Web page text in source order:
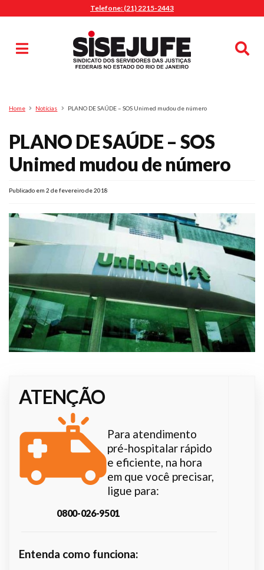
Telefone: (21) 2215-2443
Pesquisa
Home Notícias PLANO DE SAÚDE – SOS Unimed mudou de número
PLANO DE SAÚDE – SOS
Unimed mudou de número
Publicado em 2 de fevereiro de 2018
ATENÇÃO
Para atendimento
pré-hospitalar rápido
e eficiente, na hora
em que você precisar,
ligue para:
0800-026-9501
Entenda como funciona:
MENU
Sindicalize-se
Diretoria
O Sindicato
Agenda
Casa do Alto
Sede Campestre
Gympass Wellhub
Plano de Saúde
Assistência Funeral
Pós-graduação
FacebookInstagramTwitter YoutubeTikTok Whatsapp